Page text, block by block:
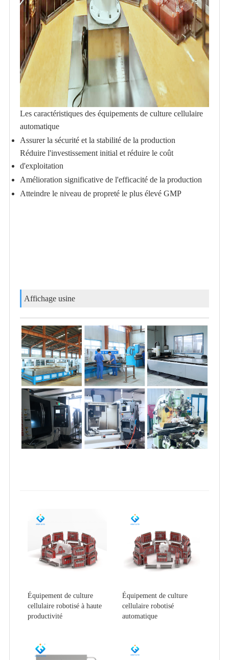
Les caractéristiques des équipements de culture cellulaire
automatique
Assurer la sécurité et la stabilité de la production
Réduire l'investissement initial et réduire le coût
d'exploitation
Amélioration significative de l'efficacité de la production
Atteindre le niveau de propreté le plus élevé GMP
Affichage usine
Équipement de culture
cellulaire robotisé à haute
productivité
Équipement de culture
cellulaire robotisé
automatique